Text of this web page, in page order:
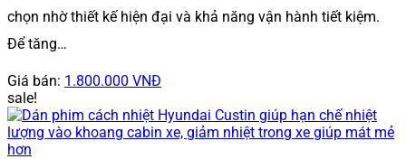
chọn nhờ thiết kế hiện đại và khả năng vận hành tiết kiệm.
Để tăng…
Giá bán: 1.800.000 VNĐ
sale!